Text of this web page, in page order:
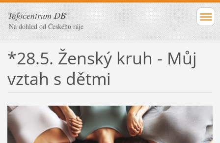
Infocentrum DB
Na dohled od Českého ráje
*28.5. Ženský kruh - Můj
vztah s dětmi